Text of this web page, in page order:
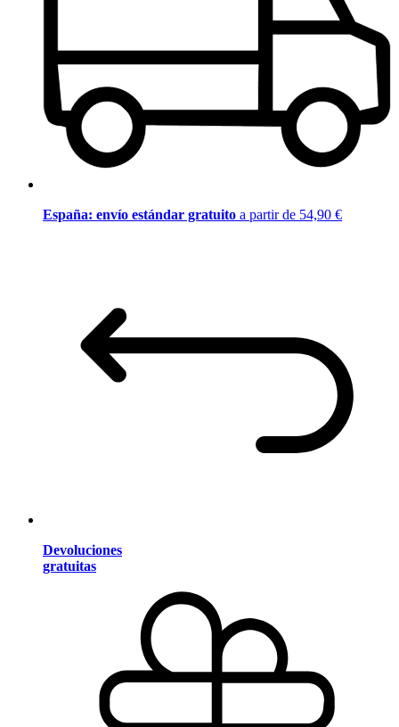
España: envío estándar gratuito a partir de 54,90 €
Devoluciones
gratuitas